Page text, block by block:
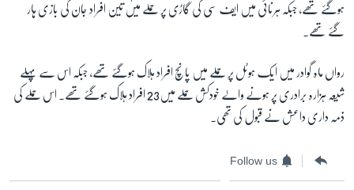
ہوگئے تھے، جبکہ ہرنائی میں ایف سی کی گاڑی پر حملے میں تین افراد جان کی بازی ہار
گئے تھے۔
رواں ماہ گوادر میں ایک ہوٹل پر حملے میں پانچ افراد ہلاک ہوگئے تھے، جبکہ اس سے پہلے
شیعہ ہزارہ برادری پر ہونے والے خودکش حملے میں23 افراد ہلاک ہوگئے تھے۔ اس حملے کی
ذمہ داری داعش نے قبول کی تھی۔
Follow us